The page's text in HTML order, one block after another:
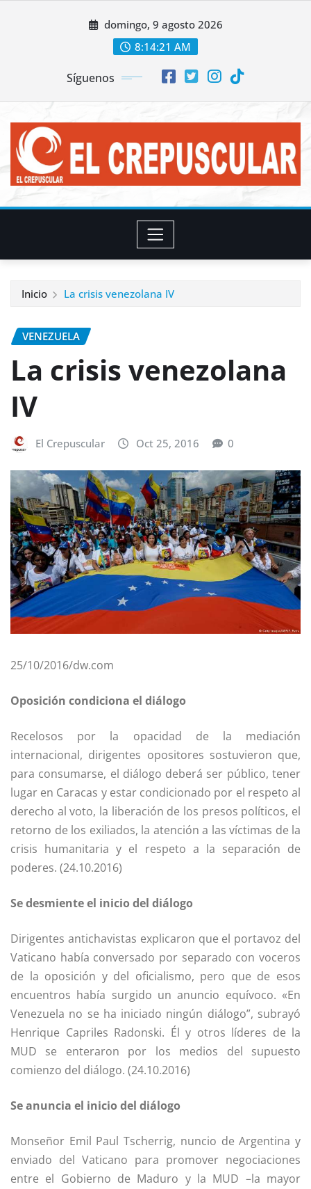
domingo, 9 agosto 2026
8:14:23 AM
Síguenos
Inicio La crisis venezolana IV
VENEZUELA
La crisis venezolana
IV
El Crepuscular Oct 25, 2016 0
25/10/2016/dw.com
Oposición condiciona el diálogo
Recelosos por la opacidad de la mediación
internacional, dirigentes opositores sostuvieron que,
para consumarse, el diálogo deberá ser público, tener
lugar en Caracas y estar condicionado por el respeto al
derecho al voto, la liberación de los presos políticos, el
retorno de los exiliados, la atención a las víctimas de la
crisis humanitaria y el respeto a la separación de
poderes. (24.10.2016)
Se desmiente el inicio del diálogo
Dirigentes antichavistas explicaron que el portavoz del
Vaticano había conversado por separado con voceros
de la oposición y del oficialismo, pero que de esos
encuentros había surgido un anuncio equívoco. «En
Venezuela no se ha iniciado ningún diálogo”, subrayó
Henrique Capriles Radonski. Él y otros líderes de la
MUD se enteraron por los medios del supuesto
comienzo del diálogo. (24.10.2016)
Se anuncia el inicio del diálogo
Monseñor Emil Paul Tscherrig, nuncio de Argentina y
enviado del Vaticano para promover negociaciones
entre el Gobierno de Maduro y la MUD –la mayor